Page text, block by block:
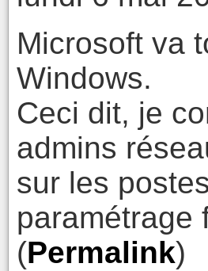
Microsoft va
Windows.
Ceci dit, je
admins
sur les
paramétrage
(Permalink)